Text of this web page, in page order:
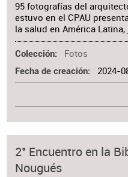
95 fotografías del
estuvo en el CPAU
la salud en América
Colección Fotos
Fecha de creación 2024-
2° Encuentro en la
Nougués